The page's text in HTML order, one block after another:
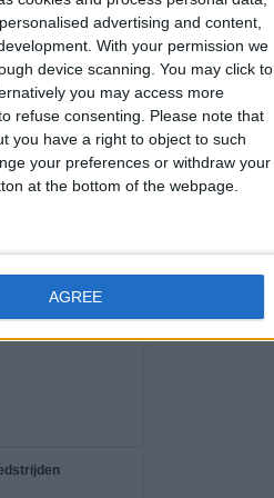
advertising and content,
With your permission we
device scanning. You may click to
you may access more
refuse consenting.
Please note that
you have a right to object to such
your preferences or withdraw your
at the bottom of the webpage.
AGREE
TOTAAL
9
CANALES